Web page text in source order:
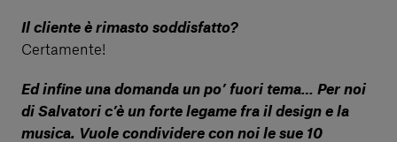
Il cliente è rimasto soddisfatto?
Certamente!
Ed infine una domanda un po’ fuori tema… Per noi
di Salvatori c’è un forte legame fra il design e la
musica. Vuole condividere con noi le sue 10